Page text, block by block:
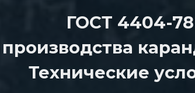
ГОСТ 4404-78
Технические